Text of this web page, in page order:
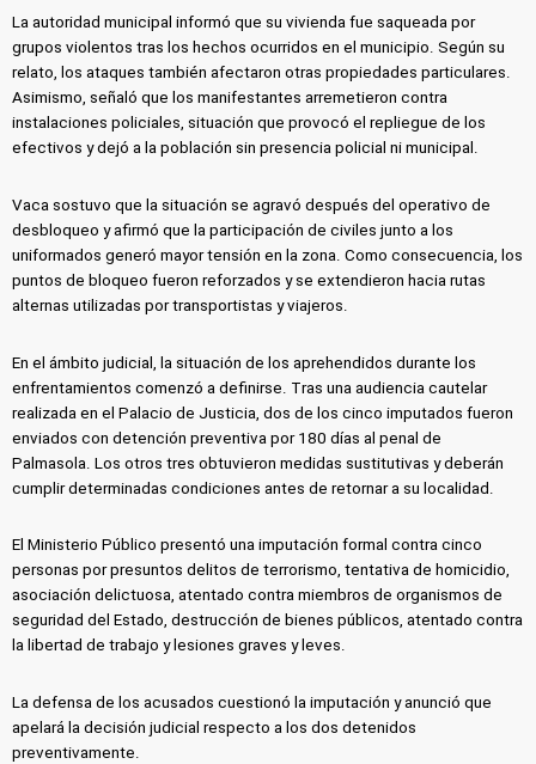
La autoridad municipal informó que su vivienda fue saqueada por
grupos violentos tras los hechos ocurridos en el municipio. Según su
relato, los ataques también afectaron otras propiedades particulares.
Asimismo, señaló que los manifestantes arremetieron contra
instalaciones policiales, situación que provocó el repliegue de los
efectivos y dejó a la población sin presencia policial ni municipal.
Vaca sostuvo que la situación se agravó después del operativo de
desbloqueo y afirmó que la participación de civiles junto a los
uniformados generó mayor tensión en la zona. Como consecuencia, los
puntos de bloqueo fueron reforzados y se extendieron hacia rutas
alternas utilizadas por transportistas y viajeros.
En el ámbito judicial, la situación de los aprehendidos durante los
enfrentamientos comenzó a definirse. Tras una audiencia cautelar
realizada en el Palacio de Justicia, dos de los cinco imputados fueron
enviados con detención preventiva por 180 días al penal de
Palmasola. Los otros tres obtuvieron medidas sustitutivas y deberán
cumplir determinadas condiciones antes de retornar a su localidad.
El Ministerio Público presentó una imputación formal contra cinco
personas por presuntos delitos de terrorismo, tentativa de homicidio,
asociación delictuosa, atentado contra miembros de organismos de
seguridad del Estado, destrucción de bienes públicos, atentado contra
la libertad de trabajo y lesiones graves y leves.
La defensa de los acusados cuestionó la imputación y anunció que
apelará la decisión judicial respecto a los dos detenidos
preventivamente.